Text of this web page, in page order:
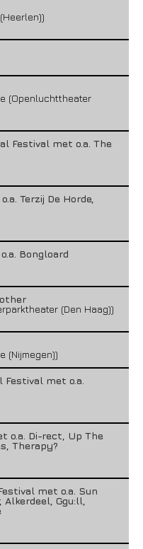
(Openluchttheater
Festival met o.a. The
Terzij De Horde,
Bongloard
(Den Haag))
(Nijmegen))
met o.a.
o.a. Di-rect, Up The
Therapy?
met o.a. Sun
Alkerdeel, Ggu:ll,